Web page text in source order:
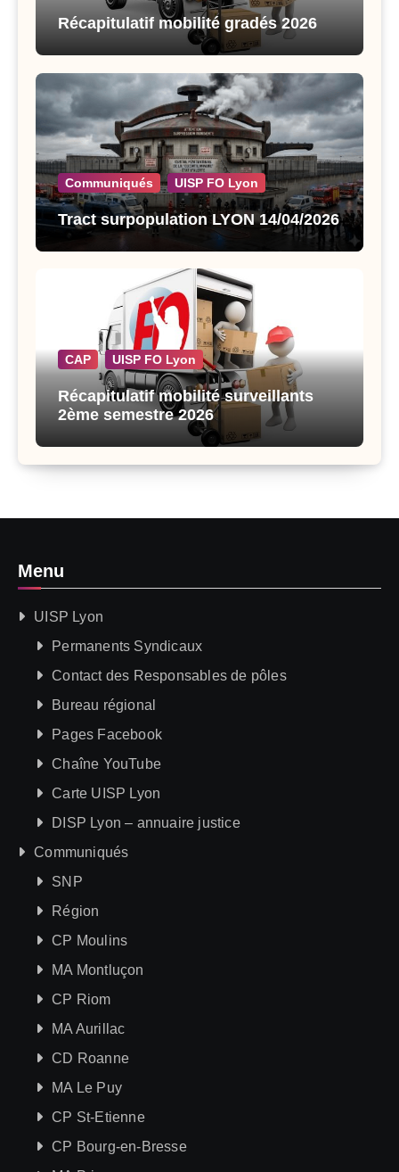
Récapitulatif mobilité gradés 2026
Communiqués UISP FO Lyon
Tract surpopulation LYON 14/04/2026
CAP UISP FO Lyon
Récapitulatif mobilité surveillants
2ème semestre 2026
Menu
UISP Lyon
Permanents Syndicaux
Contact des Responsables de pôles
Bureau régional
Pages Facebook
Chaîne YouTube
Carte UISP Lyon
DISP Lyon – annuaire justice
Communiqués
SNP
Région
CP Moulins
MA Montluçon
CP Riom
MA Aurillac
CD Roanne
MA Le Puy
CP St-Etienne
CP Bourg-en-Bresse